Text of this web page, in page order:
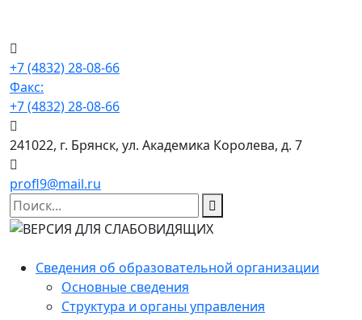
+7 (4832) 28-08-66
Факс:
+7 (4832) 28-08-66
241022, г. Брянск, ул. Академика Королева, д. 7
profl9@mail.ru
Сведения об образовательной организации
Основные сведения
Структура и органы управления